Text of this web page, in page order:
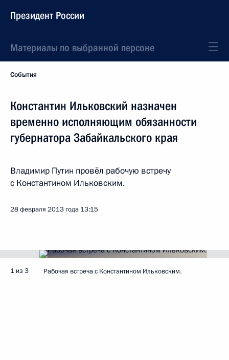
Президент России
Материалы по выбранной персоне
События
Константин Ильковский назначен
временно исполняющим обязанности
губернатора Забайкальского края
Владимир Путин провёл рабочую встречу
с Константином Ильковским.
28 февраля 2013 года 13:15
1 из 3 Рабочая встреча с Константином Ильковским.